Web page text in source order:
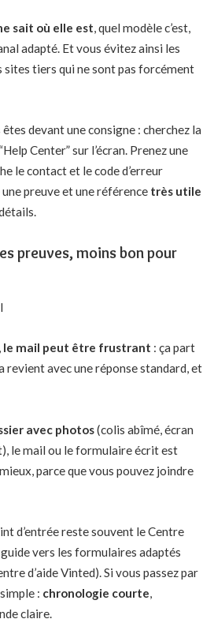
sait où elle est , quel modèle c’est,
adapté. Et vous évitez ainsi les
sites tiers qui ne sont pas forcément
devant une consigne : cherchez la
Center” sur l’écran. Prenez une
le contact et le code d’erreur
preuve et une référence très utile
preuves, moins bon pour
le mail peut être frustrant : ça part
revient avec une réponse standard, et
avec photos(colis abîmé, écran
le mail ou le formulaire écrit est
parce que vous pouvez joindre
d’entrée reste souvent le Centre
vers les formulaires adaptés
d’aide Vinted). Si vous passez par
: chronologie courte,
claire.